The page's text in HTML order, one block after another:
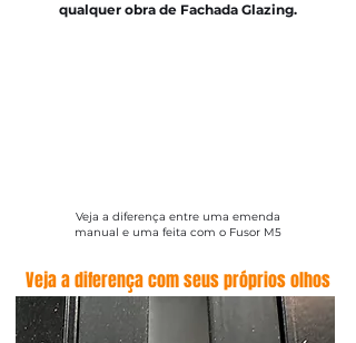
qualquer obra de Fachada Glazing.
Veja a diferença entre uma emenda
manual e uma feita com o Fusor M5
Veja a diferença com seus próprios olhos